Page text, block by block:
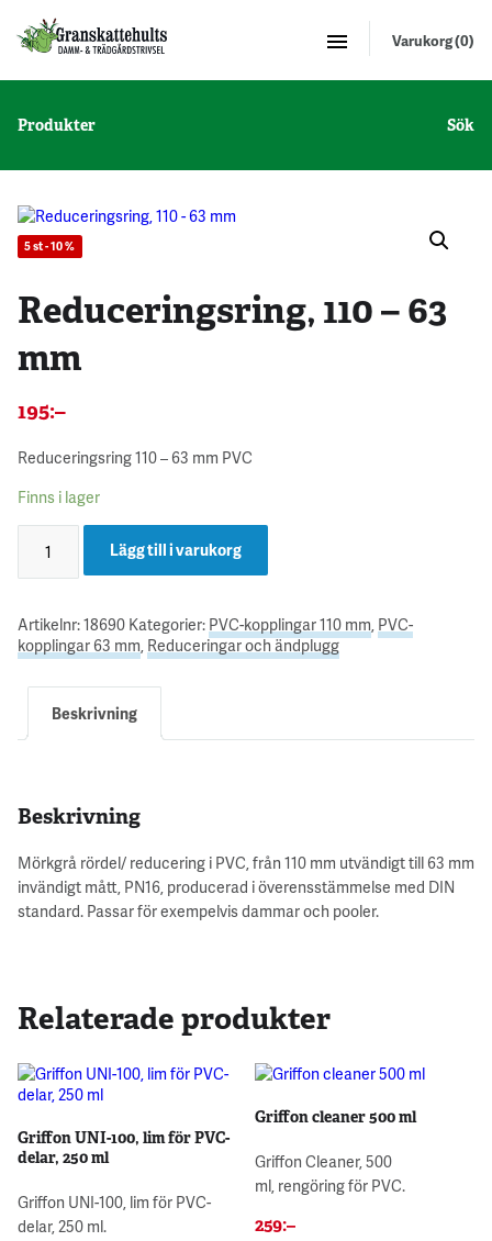
Varukorg (0)
Produkter Sök
5 st - 10 %
Reduceringsring, 110 – 63
mm
195:–
Reduceringsring 110 – 63 mm PVC
Finns i lager
Lägg till i varukorg
Artikelnr:18690 Kategorier: PVC-kopplingar 110 mm PVC-
kopplingar 63 mm Reduceringar och ändplugg
Beskrivning
Beskrivning
Mörkgrå rördel/ reducering i PVC, från 110 mm utvändigt till 63 mm
invändigt mått, PN16, producerad i överensstämmelse med DIN
standard. Passar för exempelvis dammar och pooler.
Relaterade produkter
Griffon UNI-100, lim för PVC-
delar, 250 ml
Griffon UNI-100, lim för PVC-
delar, 250 ml.
Griffon cleaner 500 ml
Griffon Cleaner, 500
ml, rengöring för PVC.
259:–